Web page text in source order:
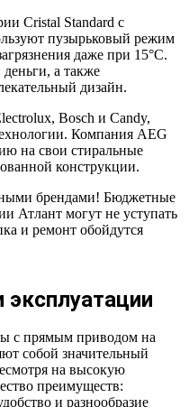
Cristal Standard с
пузырьковый режим
даже при 15°C.
а также
дизайн.
Bosch и Candy,
Компания AEG
на свои стиральные
конструкции.
брендами! Бюджетные
Атлант могут не уступать
и ремонт обойдутся
с прямым приводом на
собой значительный
на высокую
преимуществ:
и разнообразие